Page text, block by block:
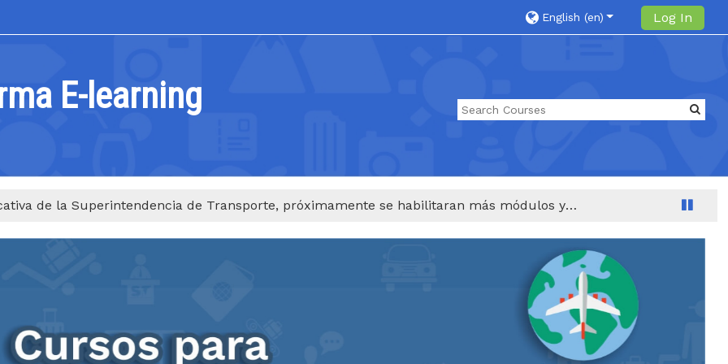
English ‎(en)‎ Log In
E-learning
Bienvenidos a la plataforma educativa de la Superintendencia de Transporte, próximamente se habilitaran más módulos y cursos.